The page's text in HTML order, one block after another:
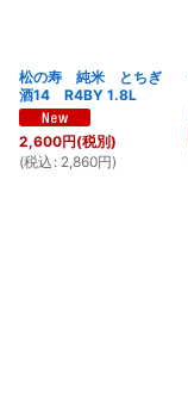
松の寿 純米 とちぎ
酒14 R4BY 1.8L
2,600円(税別)
(税込 : 2,860円)